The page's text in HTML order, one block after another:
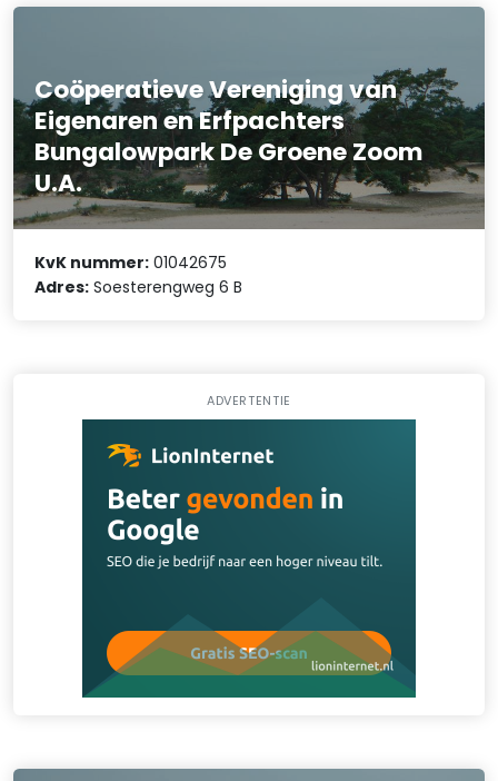
Coöperatieve Vereniging van
Eigenaren en Erfpachters
Bungalowpark De Groene Zoom
U.A.
KvK nummer: 01042675
Adres: Soesterengweg 6 B
ADVERTENTIE